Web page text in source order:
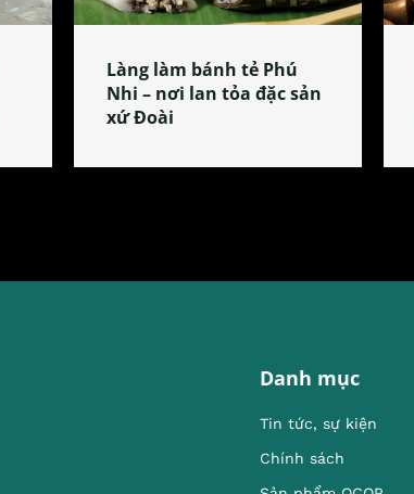
Làng làm bánh tẻ Phú
Nhi – nơi lan tỏa đặc sản
xứ Đoài
Danh mục
Tin tức, sự kiện
Chính sách